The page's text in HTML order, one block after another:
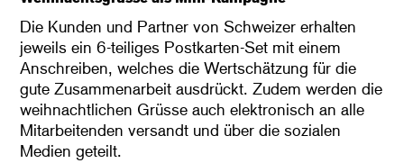
Die Kunden und Partner von Schweizer erhalten
jeweils ein 6-teiliges Postkarten-Set mit einem
Anschreiben, welches die Wertschätzung für die
gute Zusammenarbeit ausdrückt. Zudem werden die
weihnachtlichen Grüsse auch elektronisch an alle
Mitarbeitenden versandt und über die sozialen
Medien geteilt.